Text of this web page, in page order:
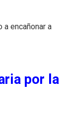
encañonar a
por la